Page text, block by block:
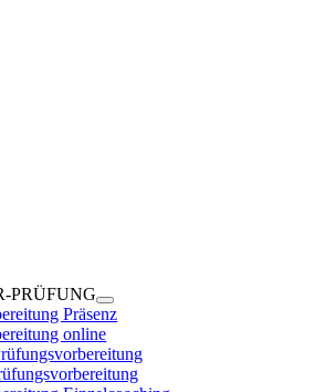
PRÜFUNG
Präsenz
online